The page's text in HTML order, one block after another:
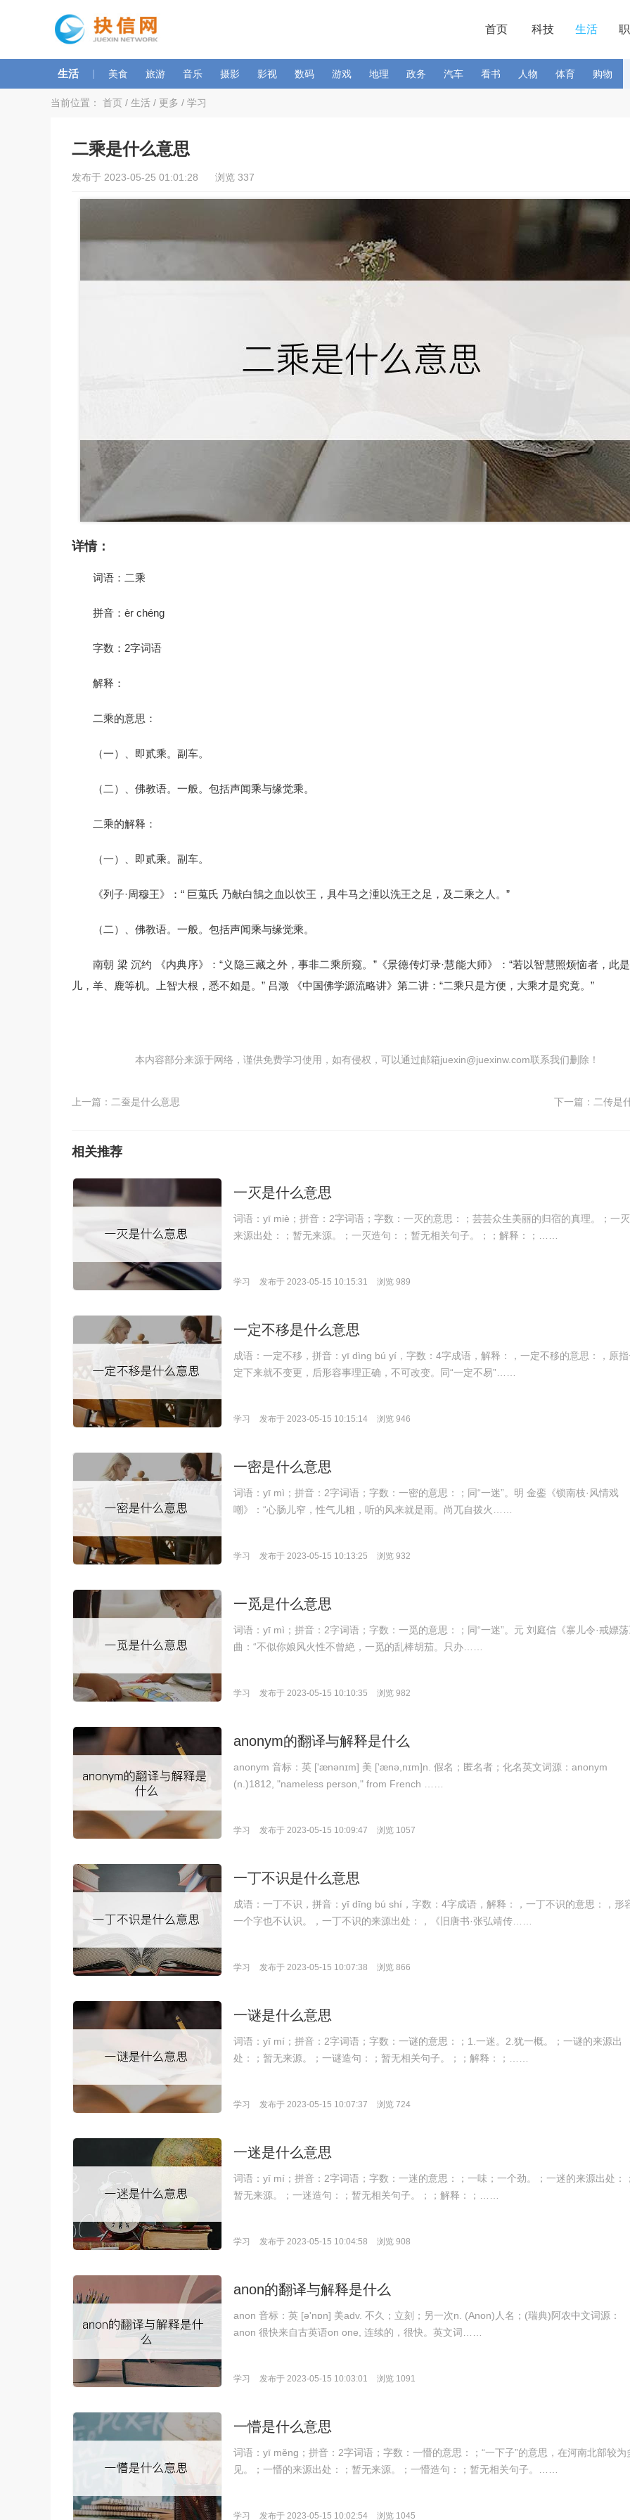
首页 科技 生活
生活 | 美食 旅游 音乐 摄影 影视 数码 游戏 地理 政务 汽车 看书 人物 体育 购物
当前位置： 首页 / 生活 / 更多 / 学习
二乘是什么意思
发布于 2023-05-25 01:01:28 浏览 337
详情：
词语：二乘
拼音：èr chéng
字数：2字词语
解释：
二乘的意思：
（一）、即贰乘。副车。
（二）、佛教语。一般。包括声闻乘与缘觉乘。
二乘的解释：
（一）、即贰乘。副车。
《列子·周穆王》：“ 巨蒐氏 乃献白鵠之血以饮王，具牛马之湩以洗王之足，及二乘之人。”
（二）、佛教语。一般。包括声闻乘与缘觉乘。
南朝 梁 沉约 《内典序》：“义隐三藏之外，事非二乘所窥。”《景德传灯录·慧能大师》：“若以智慧照烦恼者，此
儿，羊、鹿等机。上智大根，悉不如是。” 吕澂 《中国佛学源流略讲》第二讲：“二乘只是方便，大乘才是究竟。”
本内容部分来源于网络，谨供免费学习使用，如有侵权，可以通过邮箱juexin@juexinw.com联系我们删除！
上一篇： 二蚕是什么意思 下一篇： 二传是
相关推荐
一灭是什么意思
词语：yī miè；拼音：2字词语；字数：一灭的意思：；芸芸众生美丽的归宿的真理。；一
来源出处：；暂无来源。；一灭造句：；暂无相关句子。；；解释：；……
学习 发布于 2023-05-15 10:15:31 浏览 989
一定不移是什么意思
成语：一定不移，拼音：yī dìng bú yí，字数：4字成语，解释：，一定不移的意思：，原
定下来就不变更，后形容事理正确，不可改变。同“一定不易”……
学习 发布于 2023-05-15 10:15:14 浏览 946
一密是什么意思
词语：yī mì；拼音：2字词语；字数：一密的意思：；同“一迷”。明 金銮《锁南枝·风情戏
嘲》：“心肠儿窄，性气儿粗，听的风来就是雨。尚兀自拨火……
学习 发布于 2023-05-15 10:13:25 浏览 932
一觅是什么意思
词语：yī mì；拼音：2字词语；字数：一觅的意思：；同“一迷”。元 刘庭信《寨儿令·戒嫖
曲：“不似你娘风火性不曾絶，一觅的乱棒胡茄。只办……
学习 发布于 2023-05-15 10:10:35 浏览 982
anonym的翻译与解释是什么
anonym 音标：英 ['ænənɪm] 美 ['ænə,nɪm]n. 假名；匿名者；化名英文词源：anonym
(n.)1812, "nameless person," from French ……
学习 发布于 2023-05-15 10:09:47 浏览 1057
一丁不识是什么意思
成语：一丁不识，拼音：yī dīng bú shí，字数：4字成语，解释：，一丁不识的意思：，形
一个字也不认识。，一丁不识的来源出处：，《旧唐书·张弘靖传……
学习 发布于 2023-05-15 10:07:38 浏览 866
一谜是什么意思
词语：yī mí；拼音：2字词语；字数：一谜的意思：；1.一迷。2.犹一概。；一谜的来源出
处：；暂无来源。；一谜造句：；暂无相关句子。；；解释：；……
学习 发布于 2023-05-15 10:07:37 浏览 724
一迷是什么意思
词语：yī mí；拼音：2字词语；字数：一迷的意思：；一味；一个劲。；一迷的来源出处：
暂无来源。；一迷造句：；暂无相关句子。；；解释：；……
学习 发布于 2023-05-15 10:04:58 浏览 908
anon的翻译与解释是什么
anon 音标：英 [ə'nɒn] 美adv. 不久；立刻；另一次n. (Anon)人名；(瑞典)阿农中文词源：
anon 很快来自古英语on one, 连续的，很快。英文词……
学习 发布于 2023-05-15 10:03:01 浏览 1091
一懵是什么意思
词语：yī měng；拼音：2字词语；字数：一懵的意思：；“一下子”的意思，在河南北部较为
见。；一懵的来源出处：；暂无来源。；一懵造句：；暂无相关句子。……
学习 发布于 2023-05-15 10:02:54 浏览 1045